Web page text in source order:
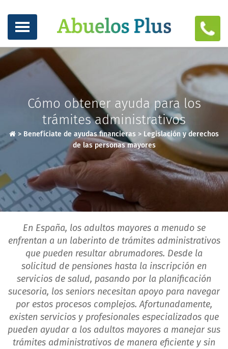
Cómo obtener ayuda para los
trámites administrativos
> Benefíciate de ayudas financieras > Legislación y derechos
de las personas mayores
En España, los adultos mayores a menudo se
enfrentan a un laberinto de trámites administrativos
que pueden resultar abrumadores. Desde la
solicitud de pensiones hasta la inscripción en
servicios de salud, pasando por la planificación
sucesoria, los seniors necesitan apoyo para navegar
por estos procesos complejos. Afortunadamente,
existen servicios y profesionales especializados que
pueden ayudar a los adultos mayores a manejar sus
trámites administrativos de manera eficiente y sin